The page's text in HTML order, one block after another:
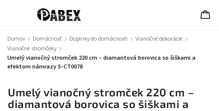
Domov / Domácnosť / Doplnky do domácnosti / Vianočné dekorácie /
Vianočné stromčeky /
Umelý vianočný stromček 220 cm – diamantová borovica so šiškami a
efektom námrazy S-CT0078
Umelý vianočný stromček 220 cm –
diamantová borovica so šiškami a